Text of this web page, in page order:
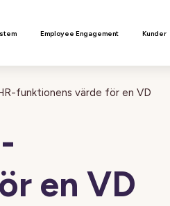
Employee Engagement Kunder
funktionens värde för en VD
en VD